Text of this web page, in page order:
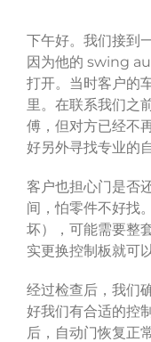
下午好。我们接到
因为他的 swing
打开。当时客户的
里。在联系我们之
傅，但对方已经不
好另外寻找专业的
客户也担心门是否
间，怕零件不好找
坏），可能需要整
实更换控制板就可
经过检查后，我们
好我们有合适的控
后，自动门恢复正